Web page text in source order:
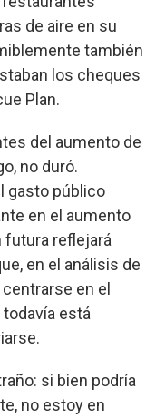
de aire en su
también
los cheques
Plan.
del aumento de
no duró.
gasto público
en el aumento
futura reflejará
en el análisis de
en el
está
si bien podría
no estoy en